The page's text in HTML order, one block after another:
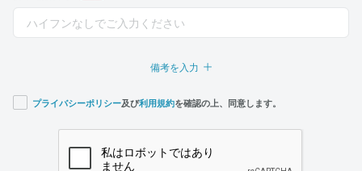
備考を入力
プライバシーポリシー及び利用規約を確認の上、同意します。